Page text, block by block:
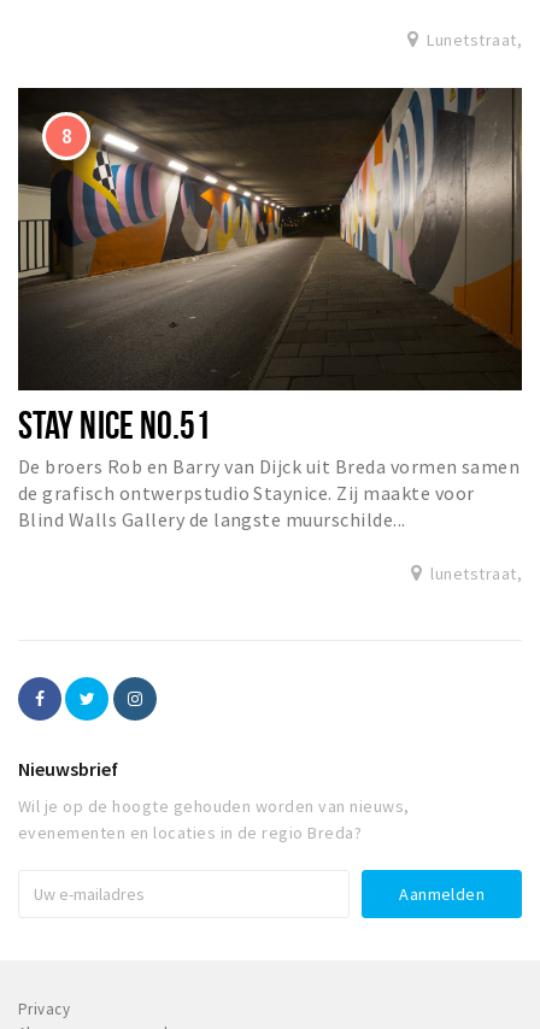
Lunetstraat,
STAY NICE NO.51
De broers Rob en Barry van Dijck uit Breda vormen samen
de grafisch ontwerpstudio Staynice. Zij maakte voor
Blind Walls Gallery de langste muurschilde...
lunetstraat,
Nieuwsbrief
Wil je op de hoogte gehouden worden van nieuws,
evenementen en locaties in de regio Breda?
Privacy